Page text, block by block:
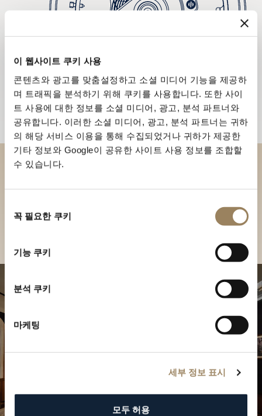
이 웹사이트 쿠키 사용
콘텐츠와 광고를 맞춤설정하고 소셜 미디어 기능을 제공하
며 트래픽을 분석하기 위해 쿠키를 사용합니다. 또한 사이
트 사용에 대한 정보를 소셜 미디어, 광고, 분석 파트너와
공유합니다. 이러한 소셜 미디어, 광고, 분석 파트너는 귀하
의 해당 서비스 이용을 통해 수집되었거나 귀하가 제공한
기타 정보와 Google이 공유한 사이트 사용 정보를 조합할
수 있습니다.
꼭 필요한 쿠키
기능 쿠키
분석 쿠키
마케팅
세부 정보 표시
모두 허용